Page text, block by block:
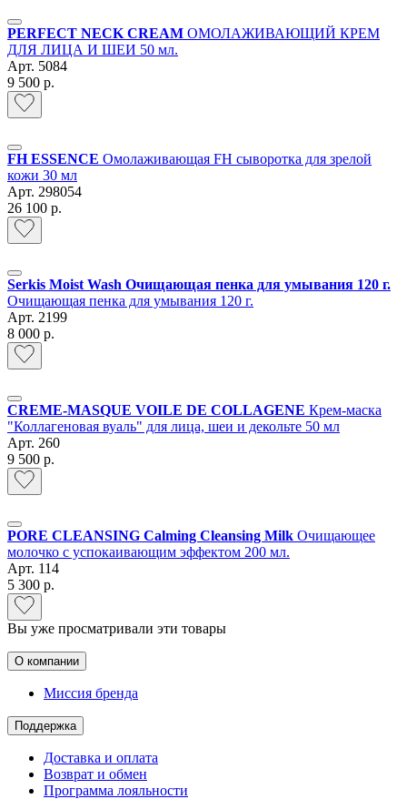
PERFECT NECK CREAM ОМОЛАЖИВАЮЩИЙ КРЕМ
ДЛЯ ЛИЦА И ШЕИ 50 мл.
Арт. 5084
9 500 р.
FH ESSENCE Омолаживающая FH сыворотка для зрелой
кожи 30 мл
Арт. 298054
26 100 р.
Serkis Moist Wash Очищающая пенка для умывания 120 г.
Очищающая пенка для умывания 120 г.
Арт. 2199
8 000 р.
СREME-MASQUE VOILE DE COLLAGENE Крем-маска
"Коллагеновая вуаль" для лица, шеи и декольте 50 мл
Арт. 260
9 500 р.
PORE CLEANSING Calming Cleansing Milk Очищающее
молочко с успокаивающим эффектом 200 мл.
Арт. 114
5 300 р.
Вы уже просматривали эти товары
О компании
Миссия бренда
Поддержка
Доставка и оплата
Возврат и обмен
Программа лояльности